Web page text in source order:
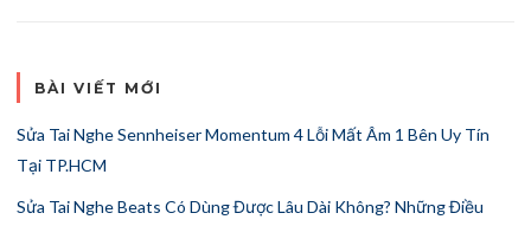
BÀI VIẾT MỚI
Sửa Tai Nghe Sennheiser Momentum 4 Lỗi Mất Âm 1 Bên Uy Tín
Tại TP.HCM
Sửa Tai Nghe Beats Có Dùng Được Lâu Dài Không? Những Điều